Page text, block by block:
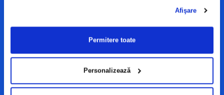
Afişare
Permitere toate
Personalizează
USFN – Raportul Administratorilor pentru activitatea din